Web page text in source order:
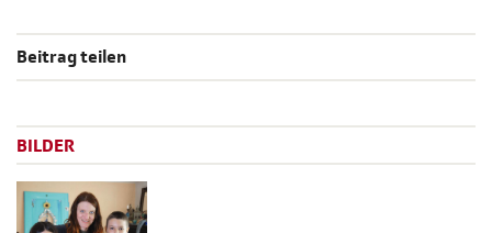
Beitrag teilen
BILDER